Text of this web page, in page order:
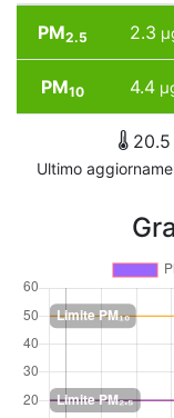
PM2.5 2.3
PM10 4.4
20.5
Ultimo